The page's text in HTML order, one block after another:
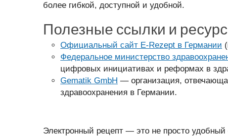
более гибкой, доступной и удобной.
Полезные ссылки и
Официальный сайт E-Rezept в Германии
Федеральное министерство
цифровых инициативах и реформах в
Gematik GmbH — организация,
здравоохранения в Германии.
Электронный рецепт — это не просто